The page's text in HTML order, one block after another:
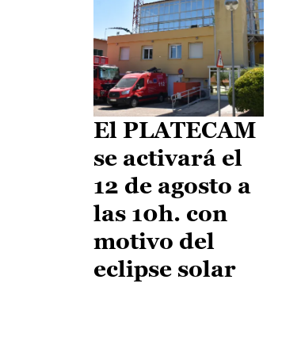
El PLATECAM
se activará el
12 de agosto a
las 10h. con
motivo del
eclipse solar